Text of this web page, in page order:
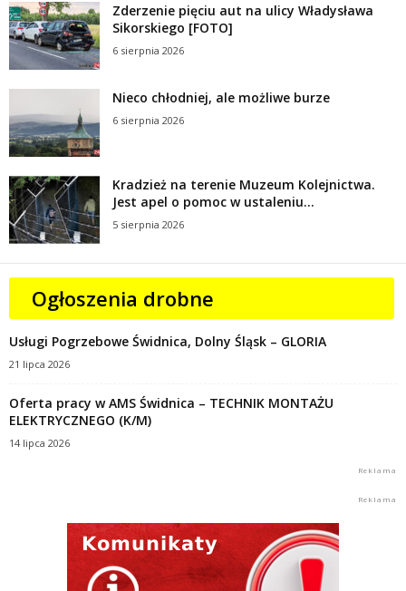
Zderzenie pięciu aut na ulicy Władysława
Sikorskiego [FOTO]
6 sierpnia 2026
Nieco chłodniej, ale możliwe burze
6 sierpnia 2026
Kradzież na terenie Muzeum Kolejnictwa.
Jest apel o pomoc w ustaleniu...
5 sierpnia 2026
Ogłoszenia drobne
Usługi Pogrzebowe Świdnica, Dolny Śląsk – GLORIA
21 lipca 2026
Oferta pracy w AMS Świdnica – TECHNIK MONTAŻU
ELEKTRYCZNEGO (K/M)
14 lipca 2026